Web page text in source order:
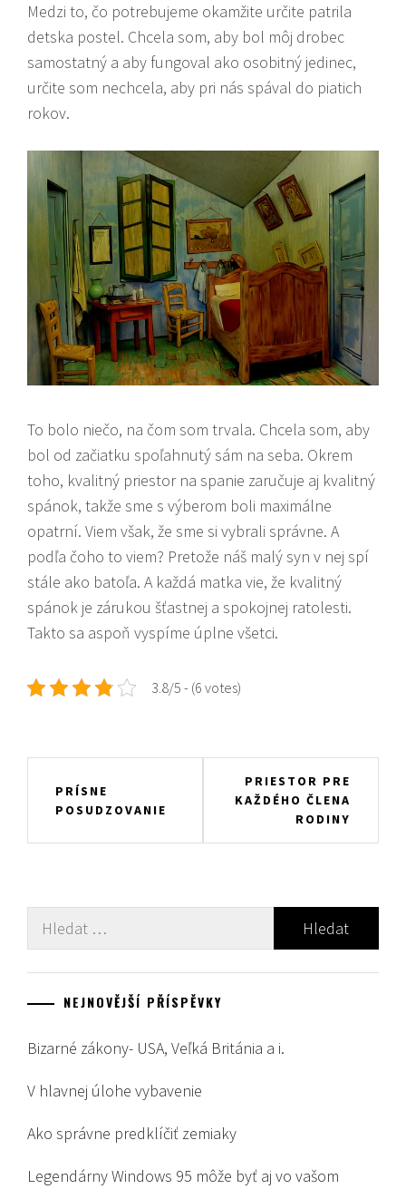
Medzi to, čo potrebujeme okamžite určite patrila
detska postel. Chcela som, aby bol môj drobec
samostatný a aby fungoval ako osobitný jedinec,
určite som nechcela, aby pri nás spával do piatich
rokov.
To bolo niečo, na čom som trvala. Chcela som, aby
bol od začiatku spoľahnutý sám na seba. Okrem
toho, kvalitný priestor na spanie zaručuje aj kvalitný
spánok, takže sme s výberom boli maximálne
opatrní. Viem však, že sme si vybrali správne. A
podľa čoho to viem? Pretože náš malý syn v nej spí
stále ako batoľa. A každá matka vie, že kvalitný
spánok je zárukou šťastnej a spokojnej ratolesti.
Takto sa aspoň vyspíme úplne všetci.
3.8/5 - (6 votes)
Navigace
pro
příspěvek
PRÍSNE
POSUDZOVANIE
PRIESTOR PRE
KAŽDÉHO ČLENA
RODINY
Vyhledávání
NEJNOVĚJŠÍ PŘÍSPĚVKY
Bizarné zákony- USA, Veľká Británia a i.
V hlavnej úlohe vybavenie
Ako správne predklíčiť zemiaky
Legendárny Windows 95 môže byť aj vo vašom